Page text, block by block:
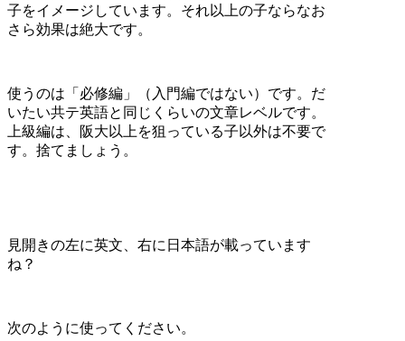
子をイメージしています。それ以上の子ならなお
さら効果は絶大です。
使うのは「必修編」（入門編ではない）です。だ
いたい共テ英語と同じくらいの文章レベルです。
上級編は、阪大以上を狙っている子以外は不要で
す。捨てましょう。
見開きの左に英文、右に日本語が載っています
ね？
次のように使ってください。